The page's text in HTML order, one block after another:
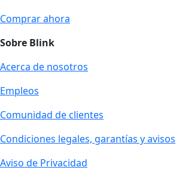
Comprar ahora
Sobre Blink
Acerca de nosotros
Empleos
Comunidad de clientes
Condiciones legales, garantías y avisos
Aviso de Privacidad